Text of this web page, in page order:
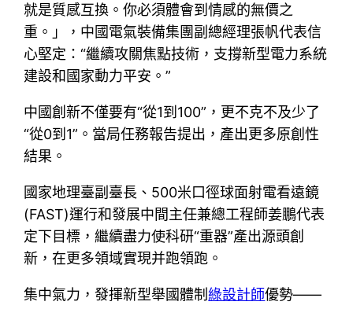
就是質感互換。你必須體會到情感的無價之
重。」，中國電氣裝備集團副總經理張帆代表信
心堅定：“繼續攻關焦點技術，支撐新型電力系統
建設和國家動力平安。”
中國創新不僅要有“從1到100”，更不克不及少了
“從0到1”。當局任務報告提出，產出更多原創性
結果。
國家地理臺副臺長、500米口徑球面射電看遠鏡
(FAST)運行和發展中間主任兼總工程師姜鵬代表
定下目標，繼續盡力使科研“重器”產出源頭創
新，在更多領域實現并跑領跑。
集中氣力，發揮新型舉國體制綠設計師優勢——